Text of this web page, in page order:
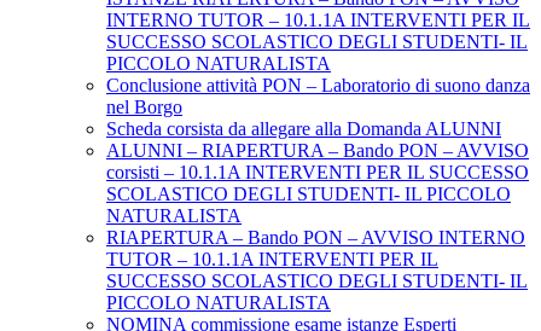
INTERNO TUTOR – 10.1.1A INTERVENTI PER IL
SUCCESSO SCOLASTICO DEGLI STUDENTI- IL
PICCOLO NATURALISTA
Conclusione attività PON – Laboratorio di suono danza
nel Borgo
Scheda corsista da allegare alla Domanda ALUNNI
ALUNNI – RIAPERTURA – Bando PON – AVVISO
corsisti – 10.1.1A INTERVENTI PER IL SUCCESSO
SCOLASTICO DEGLI STUDENTI- IL PICCOLO
NATURALISTA
RIAPERTURA – Bando PON – AVVISO INTERNO
TUTOR – 10.1.1A INTERVENTI PER IL
SUCCESSO SCOLASTICO DEGLI STUDENTI- IL
PICCOLO NATURALISTA
NOMINA commissione esame istanze Esperti